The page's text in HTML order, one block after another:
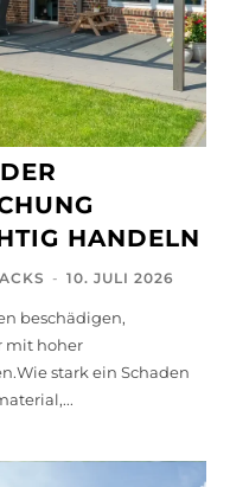
HANDELN
- 10. JULI 2026
beschädigen,
mit hoher
stark ein Schaden